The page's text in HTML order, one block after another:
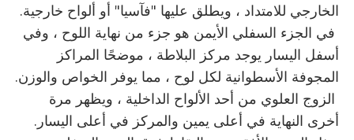
الخارجي للامتداد ، ويطلق عليها "فآسيا" أو ألواح خارجية.
في الجزء السفلي الأيمن هو جزء من نهاية اللوح ، وفي
أسفل اليسار يوجد مركز البلاطة ، موضحًا المراكز
المجوفة الأسطوانية لكل لوح ، مما يوفر الخواص والوزن.
الزوج العلوي من أحد الألواح الداخلية ، ويظهر مرة
أخرى النهاية في أعلى يمين والمركز في أعلى اليسار.